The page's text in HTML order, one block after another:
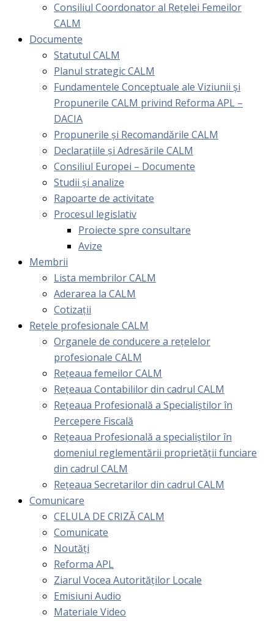
Consiliul Coordonator al Rețelei Femeilor
CALM
Documente
Statutul CALM
Planul strategic CALM
Fundamentele Conceptuale ale Viziunii și
Propunerile CALM privind Reforma APL –
DACIA
Propunerile și Recomandările CALM
Declarațiile și Adresările CALM
Consiliul Europei – Documente
Studii și analize
Rapoarte de activitate
Procesul legislativ
Proiecte spre consultare
Avize
Membrii
Lista membrilor CALM
Aderarea la CALM
Cotizaţii
Rețele profesionale CALM
Organele de conducere a rețelelor
profesionale CALM
Rețeaua femeilor CALM
Rețeaua Contabililor din cadrul CALM
Rețeaua Profesională a Specialiștilor în
Percepere Fiscală
Reţeaua Profesională a specialiştilor în
domeniul reglementării proprietăţii funciare
din cadrul CALM
Rețeaua Secretarilor din cadrul CALM
Comunicare
CELULA DE CRIZĂ CALM
Comunicate
Noutăți
Reforma APL
Ziarul Vocea Autorităților Locale
Emisiuni Audio
Materiale Video